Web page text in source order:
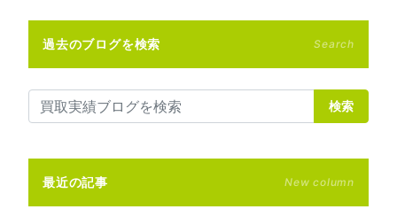
過去のブログを検索 Search
検索
最近の記事 New column